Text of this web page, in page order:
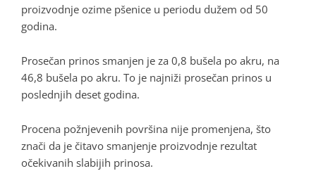
proizvodnje ozime pšenice u periodu dužem od 50
godina.
Prosečan prinos smanjen je za 0,8 bušela po akru, na
46,8 bušela po akru. To je najniži prosečan prinos u
poslednjih deset godina.
Procena požnjevenih površina nije promenjena, što
znači da je čitavo smanjenje proizvodnje rezultat
očekivanih slabijih prinosa.